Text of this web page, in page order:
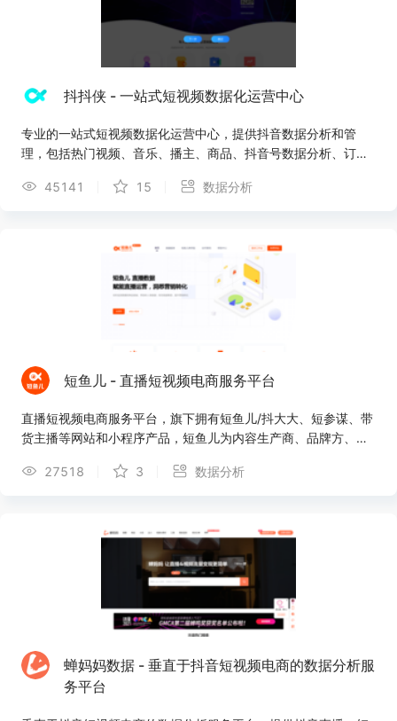
抖抖侠 - 一站式短视频数据化运营中心
专业的一站式短视频数据化运营中心，提供抖音数据分析和管
理，包括热门视频、音乐、播主、商品、抖音号数据分析、订单
45141
15 数据分析
短鱼儿 - 直播短视频电商服务平台
直播短视频电商服务平台，旗下拥有短鱼儿/抖大大、短参谋、带
货主播等网站和小程序产品，短鱼儿为内容生产商、品牌方、商
销效果评估及综合性解决方案，帮助企业驱动业务决策。
27518 3 数据分析
蝉妈妈数据 - 垂直于抖音短视频电商的数据分析服
务平台